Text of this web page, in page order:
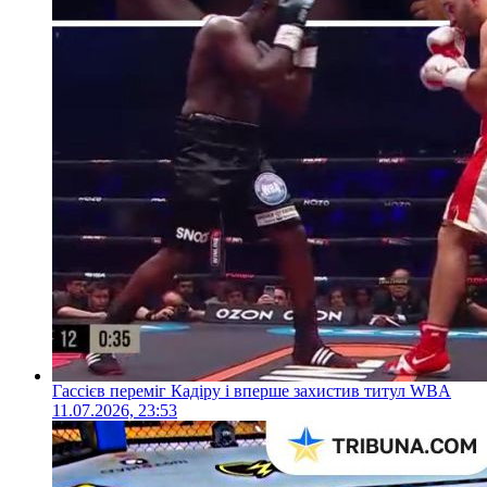
Гассієв переміг Кадіру і вперше захистив титул WBA
11.07.2026, 23:53